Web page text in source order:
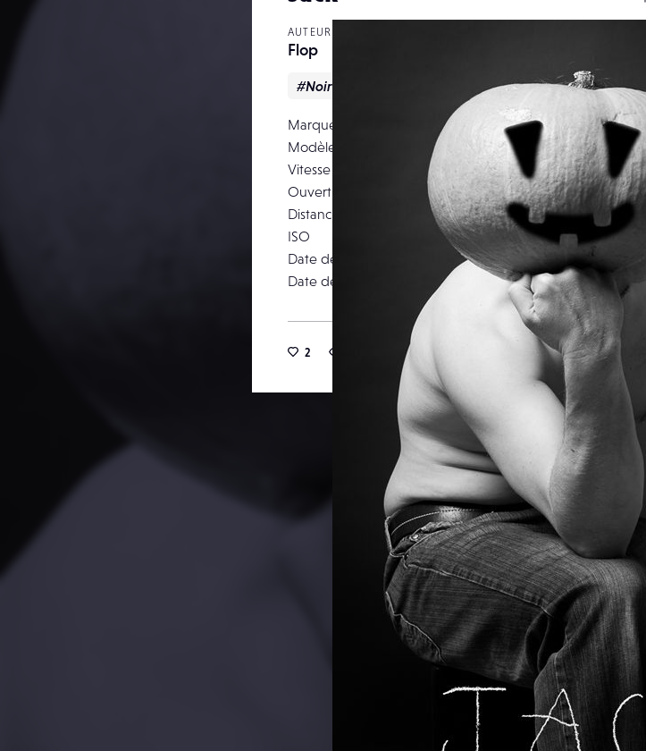
AUTEUR
Flop
#Noir & blanc
Marque
FUJIFILM
Modèle
FinePix S3Pro
Vitesse d’obturation
1/90
Ouverture
9.5
Distance focale
50 mm
ISO
100
Date de prise de vue
16 novembre 2010
Date de publication
31 octobre 2012
2